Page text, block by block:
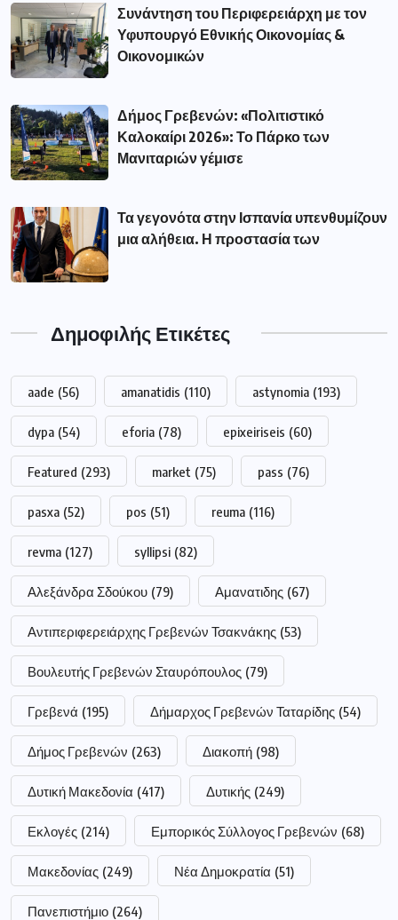
Συνάντηση του Περιφερειάρχη με τον
Υφυπουργό Εθνικής Οικονομίας &
Οικονομικών
Δήμος Γρεβενών: «Πολιτιστικό
Καλοκαίρι 2026»: Το Πάρκο των
Μανιταριών γέμισε
Τα γεγονότα στην Ισπανία υπενθυμίζουν
μια αλήθεια. Η προστασία των
Δημοφιλής Ετικέτες
aade (56) amanatidis (110) astynomia (193)
dypa (54) eforia (78) epixeiriseis (60)
Featured (293) market (75) pass (76)
pasxa (52) pos (51) reuma (116)
revma (127) syllipsi (82)
Αλεξάνδρα Σδούκου (79) Αμανατιδης (67)
Αντιπεριφερειάρχης Γρεβενών Τσακνάκης (53)
Βουλευτής Γρεβενών Σταυρόπουλος (79)
Γρεβενά (195) Δήμαρχος Γρεβενών Ταταρίδης (54)
Δήμος Γρεβενών (263) Διακοπή (98)
Δυτική Μακεδονία (417) Δυτικής (249)
Εκλογές (214) Εμπορικός Σύλλογος Γρεβενών (68)
Μακεδονίας (249) Νέα Δημοκρατία (51)
Πανεπιστήμιο (264)